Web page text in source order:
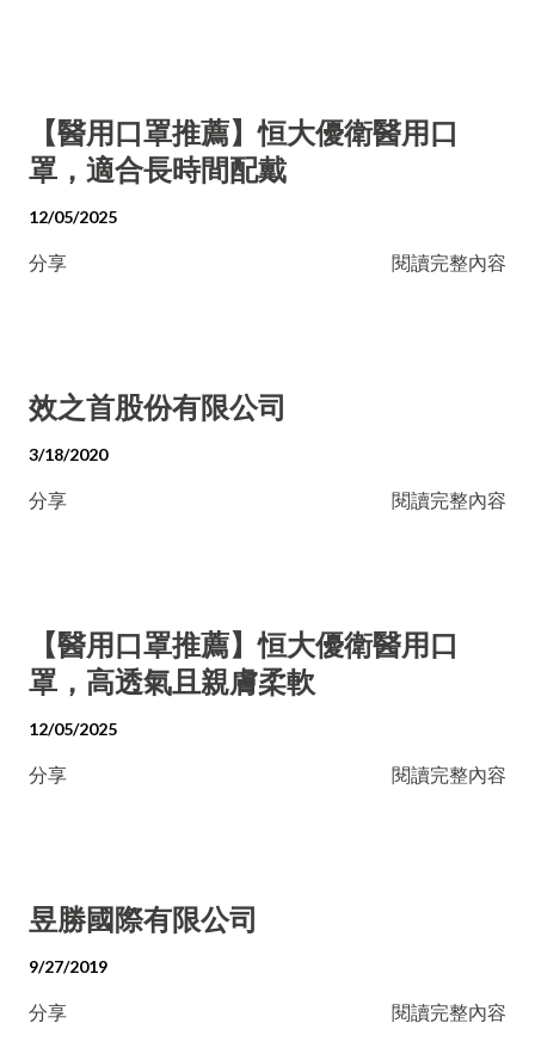
【醫用口罩推薦】恒大優衛醫用口
罩，適合長時間配戴
12/05/2025
分享 閱讀完整內容
效之首股份有限公司
3/18/2020
分享 閱讀完整內容
【醫用口罩推薦】恒大優衛醫用口
罩，高透氣且親膚柔軟
12/05/2025
分享 閱讀完整內容
昱勝國際有限公司
9/27/2019
分享 閱讀完整內容